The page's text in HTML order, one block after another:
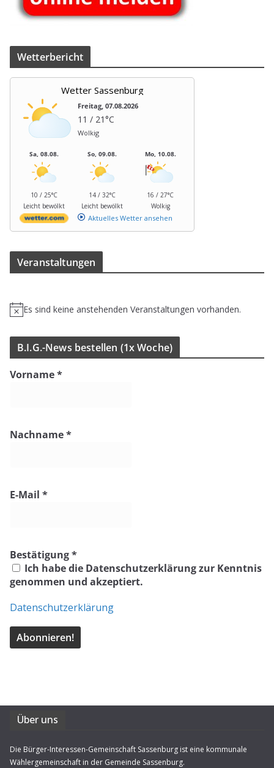
Wet­ter­be­richt
Wetter Sassenburg
Freitag, 07.08.2026
11 / 21°C
Wolkig
Sa, 08.08.
10 / 25°C
Leicht bewölkt
So, 09.08.
14 / 32°C
Leicht bewölkt
Mo, 10.08.
16 / 27°C
Wolkig
Aktuelles Wetter ansehen
Ver­an­stal­tun­gen
H
n
e
Es sind keine anstehenden Veranstaltungen vorhanden.
B.I.G.-News bestel­len (1x Woche)
Vorname*
Nachname*
E-Mail *
Bestätigung*
Ich habe die Datenschutzerklärung zur Kenntnis
genommen und akzeptiert.
Datenschutzerklärung
Über uns
Die Bürger-Interessen-Gemeinschaft Sassenburg ist eine kommunale
Wählergemeinschaft in der Gemeinde Sassenburg.